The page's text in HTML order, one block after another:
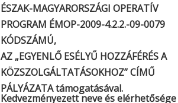
ÉSZAK-MAGYARORSZÁGI OPERATÍV
PROGRAM ÉMOP-2009-4.2.2.-09-0079
KÓDSZÁMÚ,
AZ „EGYENLŐ ESÉLYŰ HOZZÁFÉRÉS A
KÖZSZOLGÁLTATÁSOKHOZ” CÍMŰ
PÁLYÁZATA támogatásával.
Kedvezményezett neve és elérhetősége